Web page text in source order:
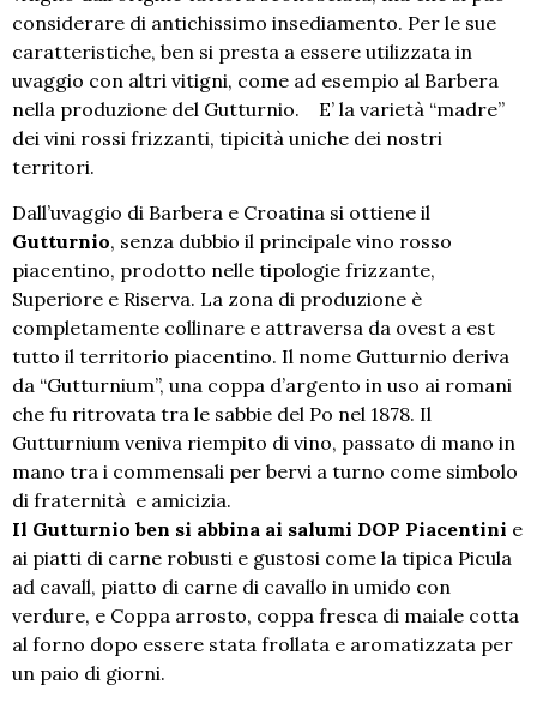
considerare di antichissimo insediamento. Per le sue
caratteristiche, ben si presta a essere utilizzata in
uvaggio con altri vitigni, come ad esempio al Barbera
nella produzione del Gutturnio. E’ la varietà “madre”
dei vini rossi frizzanti, tipicità uniche dei nostri
territori.
Dall’uvaggio di Barbera e Croatina si ottiene il
Gutturnio, senza dubbio il principale vino rosso
piacentino, prodotto nelle tipologie frizzante,
Superiore e Riserva. La zona di produzione è
completamente collinare e attraversa da ovest a est
tutto il territorio piacentino. Il nome Gutturnio deriva
da “Gutturnium”, una coppa d’argento in uso ai romani
che fu ritrovata tra le sabbie del Po nel 1878. Il
Gutturnium veniva riempito di vino, passato di mano in
mano tra i commensali per bervi a turno come simbolo
di fraternità e amicizia.
Il Gutturnio ben si abbina ai salumi DOP Piacentini e
ai piatti di carne robusti e gustosi come la tipica Picula
ad cavall, piatto di carne di cavallo in umido con
verdure, e Coppa arrosto, coppa fresca di maiale cotta
al forno dopo essere stata frollata e aromatizzata per
un paio di giorni.